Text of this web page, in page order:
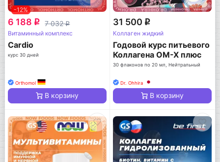
-12%
6 188 q 7 032q
Витаминный комплекс
Cardio
курс 30 дней
Orthomol
В корзину
31 500 q
Коллаген жидкий
Годовой курс питьевого
Коллагена ОМ-Х плюс
30 флаконов по 20 мл, Нейтральный
Dr. Ohhira
В корзину